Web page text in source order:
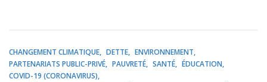
CHANGEMENT CLIMATIQUE DETTE
ENVIRONNEMENT
PARTENARIATS PUBLIC-PRIVÉ
PAUVRETÉ SANTÉ
ÉDUCATION
COVID-19 (CORONAVIRUS)